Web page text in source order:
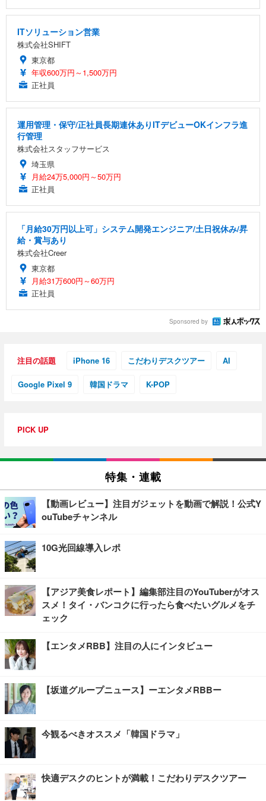
ITソリューション営業
株式会社SHIFT
東京都
年収600万円～1,500万円
正社員
運用管理・保守/正社員長期連休ありITデビューOKインフラ進
行管理
株式会社スタッフサービス
埼玉県
月給24万5,000円～50万円
正社員
「月給30万円以上可」システム開発エンジニア/土日祝休み/昇
給・賞与あり
株式会社Creer
東京都
月給31万600円～60万円
正社員
Sponsored by
注目の話題 iPhone 16 こだわりデスクツアー AI
Google Pixel 9 韓国ドラマ K-POP
PICK UP
特集・連載
【動画レビュー】注目ガジェットを動画で解説！公式Y
ouTubeチャンネル
10G光回線導入レポ
【アジア美食レポート】編集部注目のYouTuberがオス
スメ！タイ・バンコクに行ったら食べたいグルメをチ
ェック
【エンタメRBB】注目の人にインタビュー
【坂道グループニュース】ーエンタメRBBー
今観るべきオススメ「韓国ドラマ」
快適デスクのヒントが満載！こだわりデスクツアー